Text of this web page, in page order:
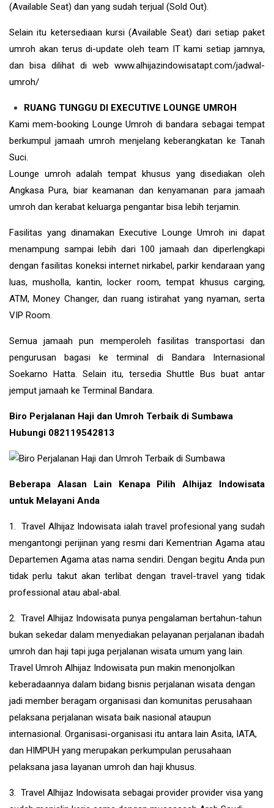
(Available Seat) dan yang sudah terjual (Sold Out).
Selain itu ketersediaan kursi (Available Seat) dari setiap paket
umroh akan terus di-update oleh team IT kami setiap jamnya,
dan bisa dilihat di web www.alhijazindowisatapt.com/jadwal-
umroh/
RUANG TUNGGU DI EXECUTIVE LOUNGE UMROH
Kami mem-booking Lounge Umroh di bandara sebagai tempat
berkumpul jamaah umroh menjelang keberangkatan ke Tanah
Suci.
Lounge umroh adalah tempat khusus yang disediakan oleh
Angkasa Pura, biar keamanan dan kenyamanan para jamaah
umroh dan kerabat keluarga pengantar bisa lebih terjamin.
Fasilitas yang dinamakan Executive Lounge Umroh ini dapat
menampung sampai lebih dari 100 jamaah dan diperlengkapi
dengan fasilitas koneksi internet nirkabel, parkir kendaraan yang
luas, musholla, kantin, locker room, tempat khusus carging,
ATM, Money Changer, dan ruang istirahat yang nyaman, serta
VIP Room.
Semua jamaah pun memperoleh fasilitas transportasi dan
pengurusan bagasi ke terminal di Bandara Internasional
Soekarno Hatta. Selain itu, tersedia Shuttle Bus buat antar
jemput jamaah ke Terminal Bandara.
Biro Perjalanan Haji dan Umroh Terbaik di Sumbawa
Hubungi 082119542813
Beberapa Alasan Lain Kenapa Pilih Alhijaz Indowisata
untuk Melayani Anda
1. Travel Alhijaz Indowisata ialah travel profesional yang sudah
mengantongi perijinan yang resmi dari Kementrian Agama atau
Departemen Agama atas nama sendiri. Dengan begitu Anda pun
tidak perlu takut akan terlibat dengan travel-travel yang tidak
professional atau abal-abal.
2. Travel Alhijaz Indowisata punya pengalaman bertahun-tahun
bukan sekedar dalam menyediakan pelayanan perjalanan ibadah
umroh dan haji tapi juga perjalanan wisata umum yang lain.
Travel Umroh Alhijaz Indowisata pun makin menonjolkan
keberadaannya dalam bidang bisnis perjalanan wisata dengan
jadi member beragam organisasi dan komunitas perusahaan
pelaksana perjalanan wisata baik nasional ataupun
internasional. Organisasi-organisasi itu antara lain Asita, IATA,
dan HIMPUH yang merupakan perkumpulan perusahaan
pelaksana jasa layanan umroh dan haji khusus.
3. Travel Alhijaz Indowisata sebagai provider provider visa yang